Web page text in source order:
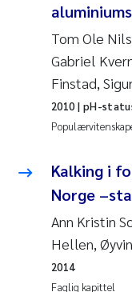
Svetlana
Li Xie
André
Uta Brandt
Samantha
Tom Ole
Gabriel
Finstad,
2010| pH-
Kalking i
Norge
Ann Kristin
Hellen,
Faglig kapittel
2014